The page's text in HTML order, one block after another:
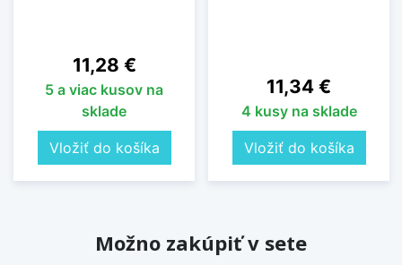
Cena
11,28 €
5 a viac kusov na
sklade
Vložiť do košíka
Cena
11,34 €
4 kusy na sklade
Vložiť do košíka
Možno zakúpiť v sete